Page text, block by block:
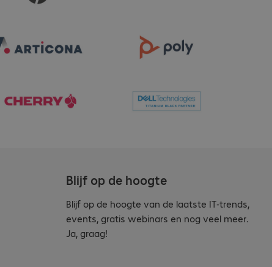
Blijf op de hoogte
Blijf op de hoogte van de laatste IT-trends,
events, gratis webinars en nog veel meer.
Ja, graag!